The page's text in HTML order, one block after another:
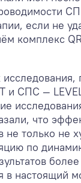
если не
комплекс
и СПС —
что
не только не
по
в настоящий